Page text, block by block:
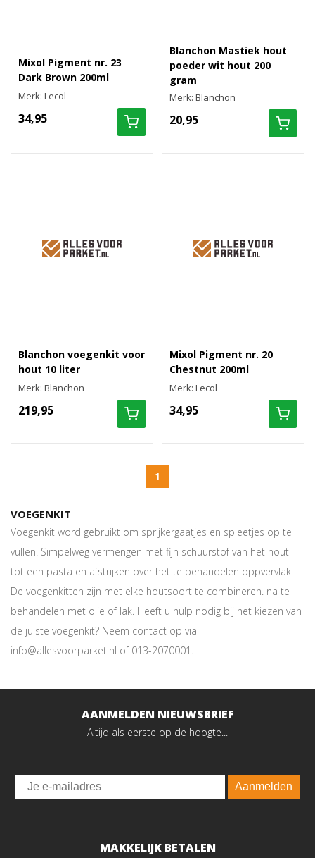
Mixol Pigment nr. 23
Dark Brown 200ml
Merk: Lecol
34,95
Blanchon Mastiek hout
poeder wit hout 200
gram
Merk: Blanchon
20,95
Blanchon voegenkit voor
hout 10 liter
Merk: Blanchon
219,95
Mixol Pigment nr. 20
Chestnut 200ml
Merk: Lecol
34,95
1
VOEGENKIT
Voegenkit word gebruikt om sprijkergaatjes en spleetjes op te
vullen. Simpelweg vermengen met fijn schuurstof van het hout
tot een pasta en afstrijken over het te behandelen oppvervlak.
De voegenkitten zijn met elke houtsoort te combineren. na te
behandelen met olie of lak. Heeft u hulp nodig bij het kiezen van
de juiste voegenkit? Neem contact op via
info@allesvoorparket.nl of 013-2070001.
AANMELDEN NIEUWSBRIEF
Altijd als eerste op de hoogte...
Email
Aanmelden
MAKKELIJK BETALEN